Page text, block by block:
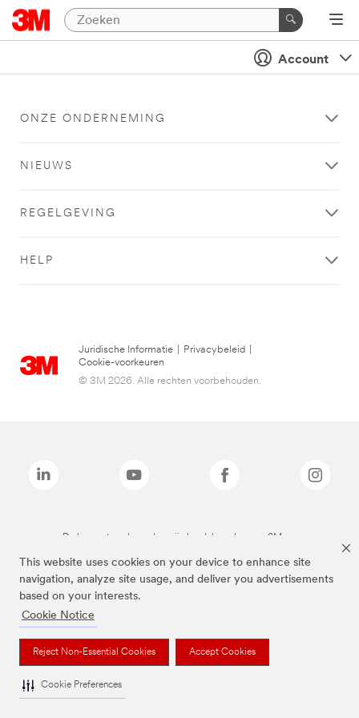
This website uses cookies on your device to enhance site
navigation, analyze site usage, and deliver you advertisements
based on your interests.
Cookie Notice
Reject Non-Essential Cookies Accept Cookies
Cookie Preferences
Account
ONZE ONDERNEMING
NIEUWS
REGELGEVING
HELP
Juridische Informatie Privacybeleid
Cookie-voorkeuren
© 3M 2026. Alle rechten voorbehouden.
De bovenstaande merken zijn handelsmerken van 3M.we